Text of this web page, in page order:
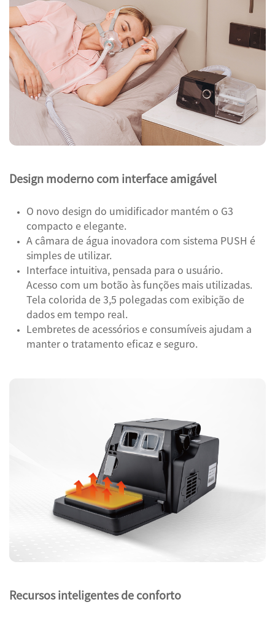
Design moderno com interface amigável
O novo design do umidificador mantém o G3
compacto e elegante.
A câmara de água inovadora com sistema PUSH é
simples de utilizar.
Interface intuitiva, pensada para o usuário.
Acesso com um botão às funções mais utilizadas.
Tela colorida de 3,5 polegadas com exibição de
dados em tempo real.
Lembretes de acessórios e consumíveis ajudam a
manter o tratamento eficaz e seguro.
Recursos inteligentes de conforto